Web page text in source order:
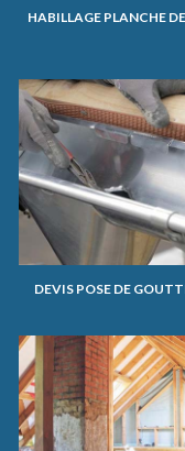
HABILLAGE PLANCHE
DEVIS POSE DE